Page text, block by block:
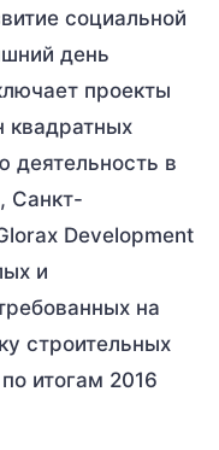
социальной
день
проекты
деятельность в
Санкт-
Development
и
на
строительных
итогам 2016